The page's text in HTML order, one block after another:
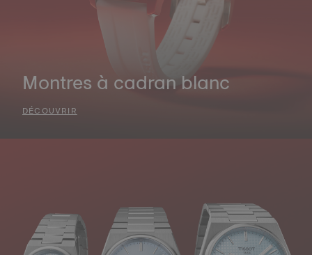
Montres à cadran blanc
DÉCOUVRIR